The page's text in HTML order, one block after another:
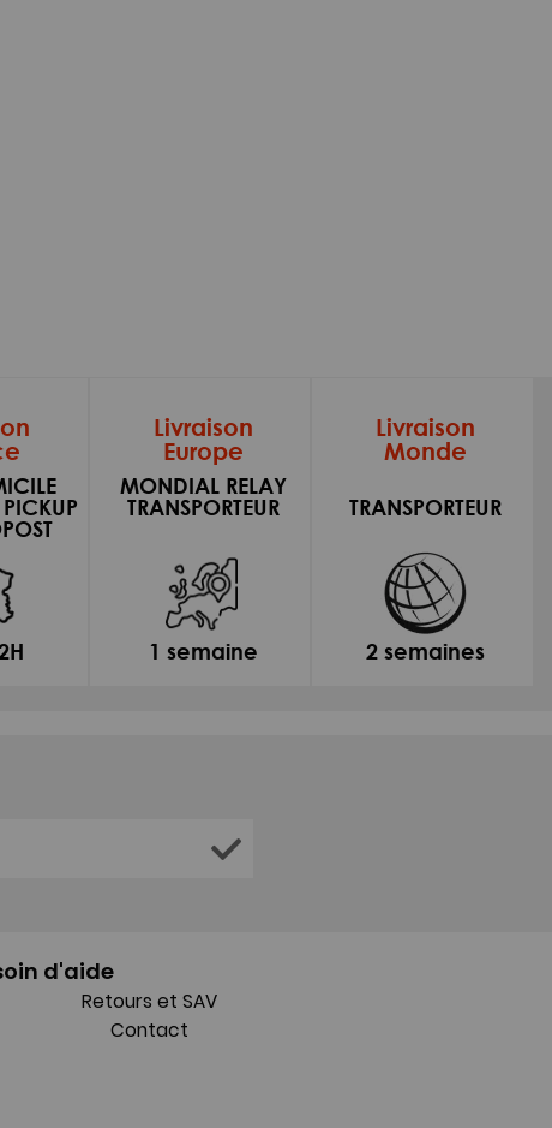
Livraison
Europe
MONDIAL RELAY
TRANSPORTEUR
1 semaine
Livraison
Monde
TRANSPORTEUR
2 semaines
d'aide
Retours et SAV
Contact